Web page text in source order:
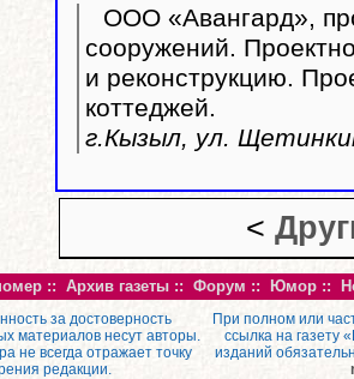
ООО «Авангард»,
сооружений.
и реконструкцию.
коттеджей.
г.Кызыл, ул.
<
:: Архив газеты :: Форум :: Юмор ::
за достоверность
материалов несут авторы.
не всегда отражает точку
редакции.
При полном или
ссылка на газету
изданий